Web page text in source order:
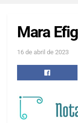
Mara
16 de abril de 2023